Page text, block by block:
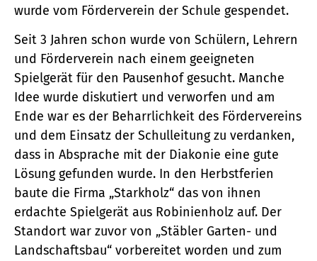
wurde vom Förderverein der Schule gespendet.
Seit 3 Jahren schon wurde von Schülern, Lehrern
und Förderverein nach einem geeigneten
Spielgerät für den Pausenhof gesucht. Manche
Idee wurde diskutiert und verworfen und am
Ende war es der Beharrlichkeit des Fördervereins
und dem Einsatz der Schulleitung zu verdanken,
dass in Absprache mit der Diakonie eine gute
Lösung gefunden wurde. In den Herbstferien
baute die Firma „Starkholz“ das von ihnen
erdachte Spielgerät aus Robinienholz auf. Der
Standort war zuvor von „Stäbler Garten- und
Landschaftsbau“ vorbereitet worden und zum